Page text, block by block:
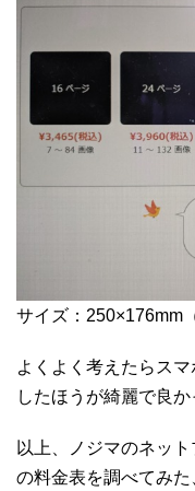
サイズ：250×176mm
よくよく考えたらス
したほうが綺麗で良
以上、ノジマのネッ
の料金表を調べてみた